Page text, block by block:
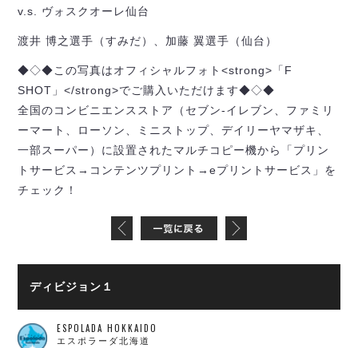
v.s. ヴォスクオーレ仙台
渡井 博之選手（すみだ）、加藤 翼選手（仙台）
◆◇◆この写真はオフィシャルフォト<strong>「F
SHOT」</strong>でご購入いただけます◆◇◆
全国のコンビニエンスストア（セブン-イレブン、ファミリ
ーマート、ローソン、ミニストップ、デイリーヤマザキ、
一部スーパー）に設置されたマルチコピー機から「プリン
トサービス→コンテンツプリント→eプリントサービス」を
チェック！
ディビジョン１
ESPOLADA HOKKAIDO
エスポラーダ北海道